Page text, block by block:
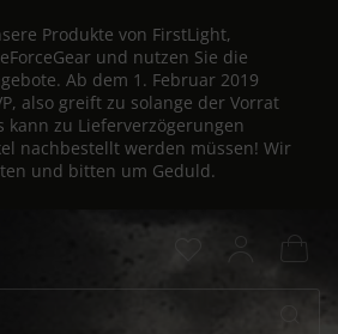
Produkte von FirstLight,
und nutzen Sie die
Ab dem 1. Februar 2019
also greift zu solange der Vorrat
kann zu Lieferverzögerungen
nachbestellt werden müssen! Wir
und bitten um Geduld.